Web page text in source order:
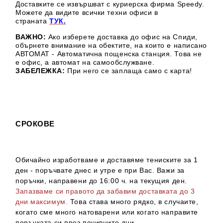
Доставките се извършват с куриерска фирма Speedy.
Можете да видите всички техни офиси в
страната ТУК.
ВАЖНО: Ако изберете доставка до офис на Спиди,
обърнете внимание на обектите, на които е написано
АВТОМАТ - Автоматична пощенска станция. Това не
е офис, а автомат на самообслужване.
ЗАБЕЛЕЖКА: При него се заплаща само с карта!
СРОКОВЕ
Обичайно изработваме и доставяме тениските за 1
ден - поръчвате днес и утре е при Вас. Важи за
поръчки, направени до 16:00 ч. на текущия ден.
Запазваме си правото да забавим доставката до 3
дни максимум.
Това става много рядко, в случаите,
когато сме много натоварени или когато направите